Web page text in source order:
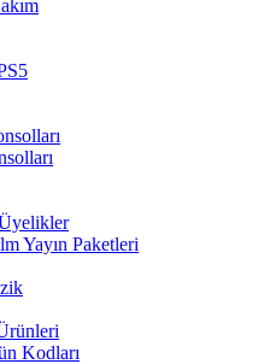
Yayın Paketleri
Kodları